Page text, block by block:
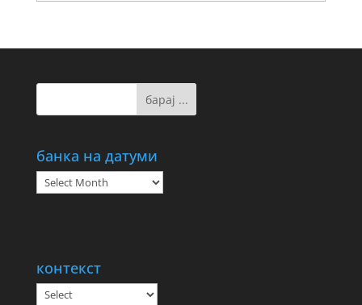
банка на датуми
банка
на
контекст